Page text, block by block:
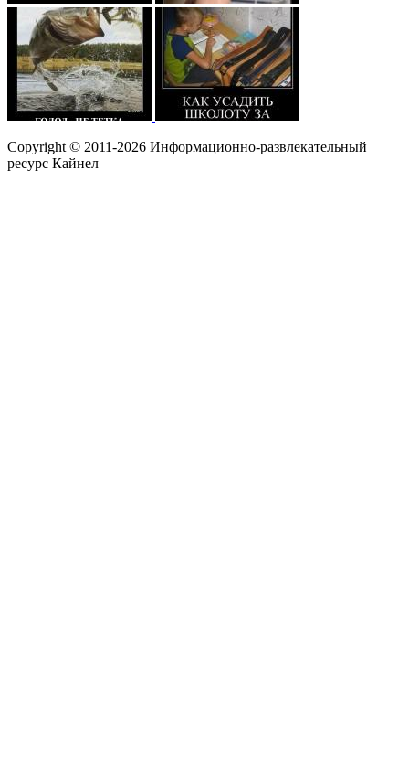
Copyright © 2011-2026 Информационно-развлекательный
ресурс Кайнел